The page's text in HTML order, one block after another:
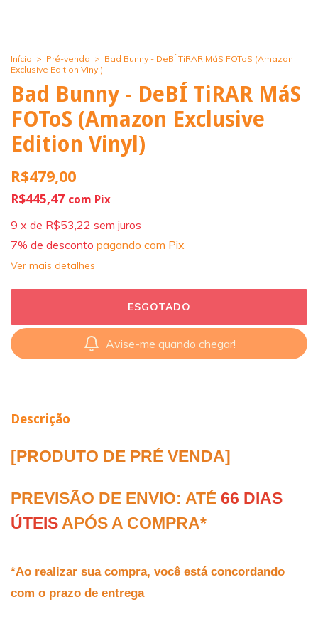
Início > Pré-venda > Bad Bunny - DeBÍ TiRAR MáS FOToS (Amazon
Exclusive Edition Vinyl)
Bad Bunny - DeBÍ TiRAR MáS
FOToS (Amazon Exclusive
Edition Vinyl)
R$479,00
R$445,47 com Pix
9 x de R$53,22 sem juros
7% de desconto pagando com Pix
Ver mais detalhes
Avise-me quando chegar!
Descrição
[PRODUTO DE PRÉ VENDA]
PREVISÃO DE ENVIO: ATÉ 66 DIAS
ÚTEIS APÓS A COMPRA*
*Ao realizar sua compra, você está concordando
com o prazo de entrega